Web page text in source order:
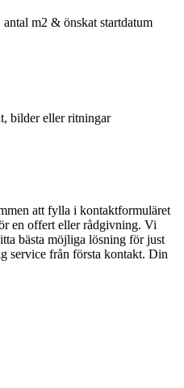
m2 & önskat startdatum
bilder eller ritningar
att fylla i kontaktformuläret
en offert eller rådgivning. Vi
bästa möjliga lösning för just
service från första kontakt. Din